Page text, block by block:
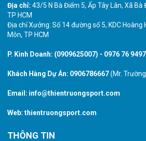
Địa chỉ: 43/5 N Bà Điểm 5, Ấp Tây Lân, Xã Bà
TP HCM
Địa chỉ Xưởng: Số 14 đường số 5, KDC Hoàng
Môn, TP HCM
P. Kinh Doanh: (0909625007) - 0976 76 9497
Khách Hàng Dự Án: 0906786667(Mr.
Email: info@thientruongsport.com
Web: thientruongsport.com
THÔNG TIN